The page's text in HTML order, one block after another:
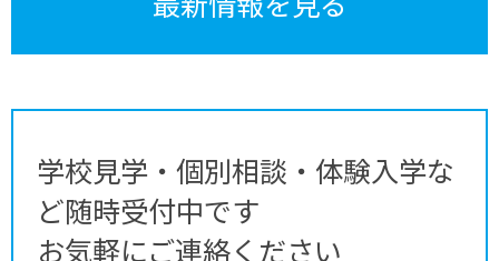
学校見学・個別相談・体験入学な
ど随時受付中です
お気軽にご連絡ください